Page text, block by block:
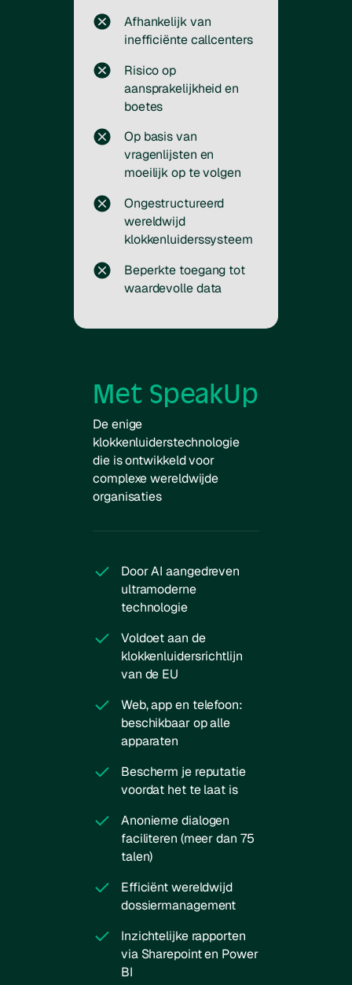
Afhankelijk van
inefficiënte callcenters
Risico op
aansprakelijkheid en
boetes
Op basis van
vragenlijsten en
moeilijk op te volgen
Ongestructureerd
wereldwijd
klokkenluiderssysteem
Beperkte toegang tot
waardevolle data
Met SpeakUp
De enige
klokkenluiderstechnologie
die is ontwikkeld voor
complexe wereldwijde
organisaties
Door AI aangedreven
ultramoderne
technologie
Voldoet aan de
klokkenluidersrichtlijn
van de EU
Web, app en telefoon:
beschikbaar op alle
apparaten
Bescherm je reputatie
voordat het te laat is
Anonieme dialogen
faciliteren (meer dan 75
talen)
Efficiënt wereldwijd
dossiermanagement
Inzichtelijke rapporten
via Sharepoint en Power
BI